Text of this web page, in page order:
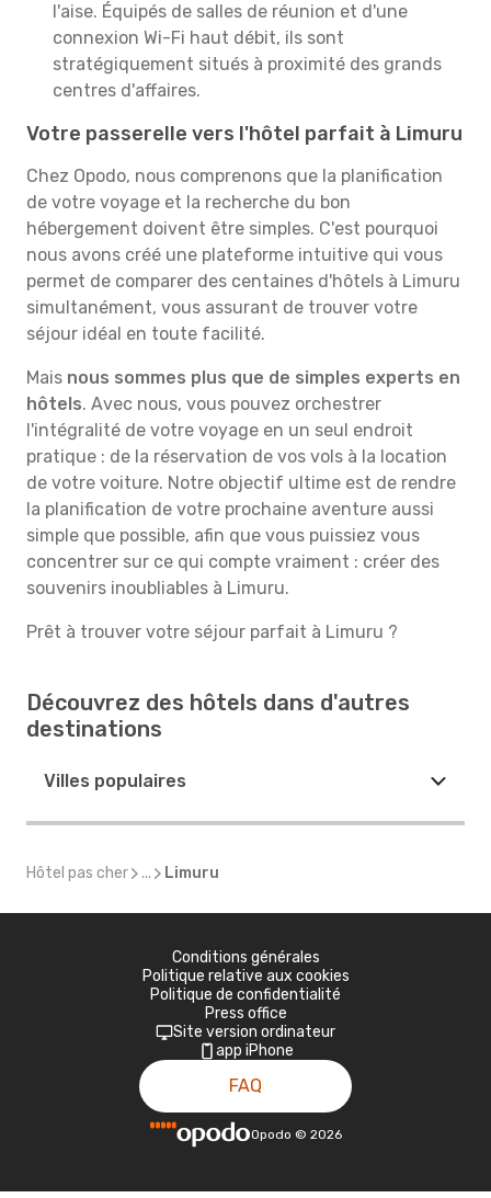
l'aise. Équipés de salles de réunion et d'une
connexion Wi-Fi haut débit, ils sont
stratégiquement situés à proximité des grands
centres d'affaires.
Votre passerelle vers l'hôtel parfait à Limuru
Chez Opodo, nous comprenons que la planification
de votre voyage et la recherche du bon
hébergement doivent être simples. C'est pourquoi
nous avons créé une plateforme intuitive qui vous
permet de comparer des centaines d'hôtels à Limuru
simultanément, vous assurant de trouver votre
séjour idéal en toute facilité.
Mais nous sommes plus que de simples experts en
hôtels. Avec nous, vous pouvez orchestrer
l'intégralité de votre voyage en un seul endroit
pratique : de la réservation de vos vols à la location
de votre voiture. Notre objectif ultime est de rendre
la planification de votre prochaine aventure aussi
simple que possible, afin que vous puissiez vous
concentrer sur ce qui compte vraiment : créer des
souvenirs inoubliables à Limuru.
Prêt à trouver votre séjour parfait à Limuru ?
Découvrez des hôtels dans d'autres
destinations
Villes populaires
Hôtel pas cher ... Limuru
Conditions générales
Politique relative aux cookies
Politique de confidentialité
Press office
Site version ordinateur
app iPhone
FAQ
Opodo © 2026